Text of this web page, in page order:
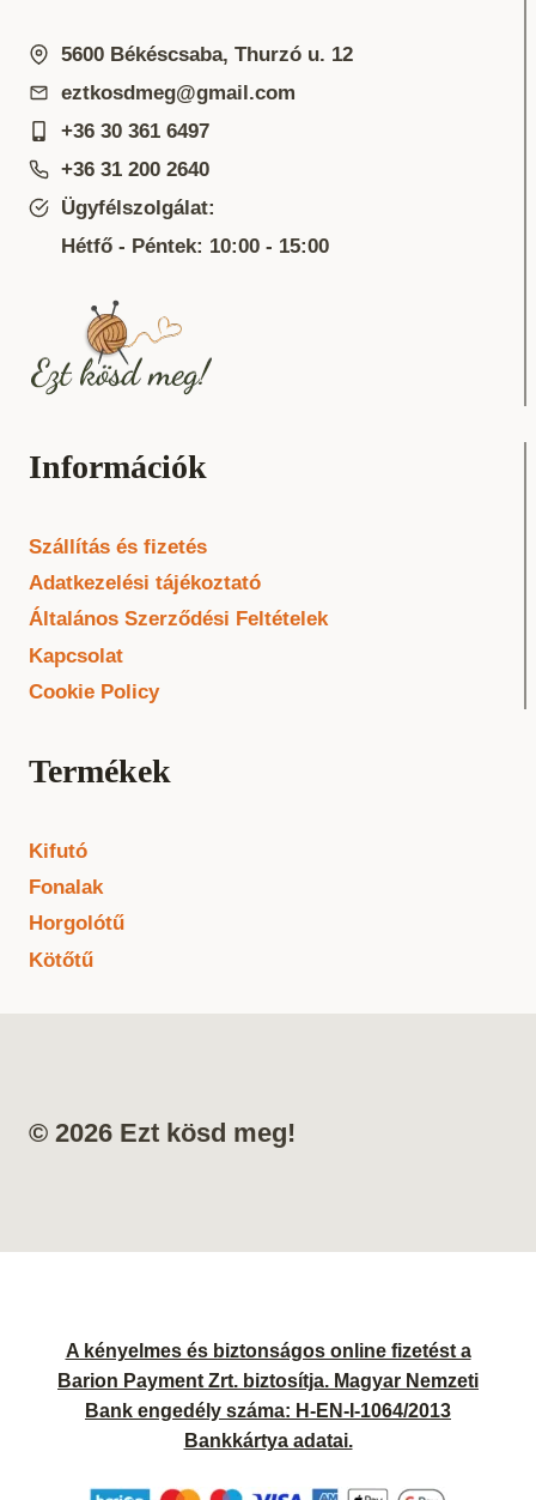
5600 Békéscsaba, Thurzó u. 12
eztkosdmeg@gmail.com
+36 30 361 6497
+36 31 200 2640
Ügyfélszolgálat:
Hétfő - Péntek: 10:00 - 15:00
Információk
Szállítás és fizetés
Adatkezelési tájékoztató
Általános Szerződési Feltételek
Kapcsolat
Cookie Policy
Termékek
Kifutó
Fonalak
Horgolótű
Kötőtű
© 2026 Ezt kösd meg!
A kényelmes és biztonságos online fizetést a
Barion Payment Zrt. biztosítja. Magyar Nemzeti
Bank engedély száma: H-EN-I-1064/2013
Bankkártya adatai.